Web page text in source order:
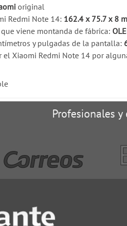
original
Redmi Note 14: 162.4 x 75.7 x 8
viene montanda de fábrica:
y pulgadas de la pantalla:
el Xiaomi Redmi Note 14 por
Profesionales